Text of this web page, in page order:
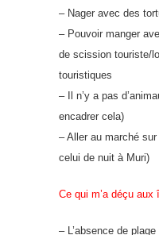
– Nager avec des
– Pouvoir manger
de scission touriste/
touristiques
– Il n’y a pas
encadrer cela)
– Aller au marché
celui de nuit à Muri)
Ce qui m’a déçu aux
– L’absence de